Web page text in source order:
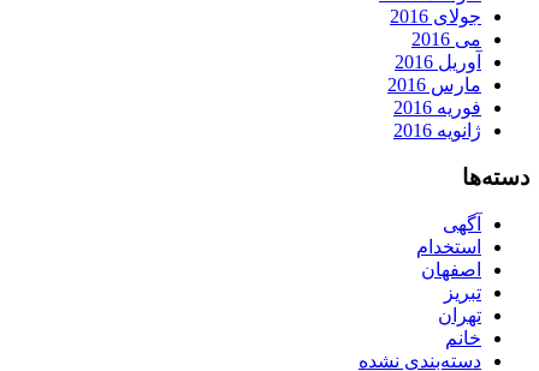
جولای 2016
می 2016
آوریل 2016
مارس 2016
فوریه 2016
ژانویه 2016
دسته‌ها
آگهی
استخدام
اصفهان
تبریز
تهران
خانم
دسته‌بندی نشده